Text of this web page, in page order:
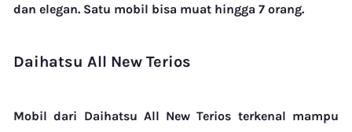
dan elegan. Satu mobil bisa muat hingga 7 orang.
Daihatsu All New Terios
Mobil dari Daihatsu All New Terios terkenal mampu